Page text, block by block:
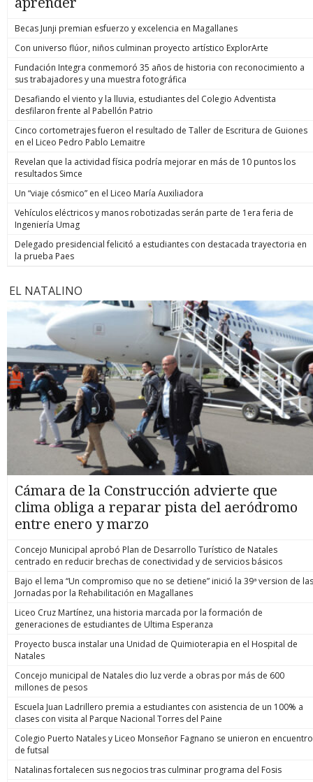
Becas Junji premian esfuerzo y excelencia en Magallanes
Con universo flúor, niños culminan proyecto artístico ExplorArte
Fundación Integra conmemoró 35 años de historia con reconocimiento a
sus trabajadores y una muestra fotográfica
Desafiando el viento y la lluvia, estudiantes del Colegio Adventista
desfilaron frente al Pabellón Patrio
Cinco cortometrajes fueron el resultado de Taller de Escritura de Guiones
en el Liceo Pedro Pablo Lemaitre
Revelan que la actividad física podría mejorar en más de 10 puntos los
resultados Simce
Un “viaje cósmico” en el Liceo María Auxiliadora
Vehículos eléctricos y manos robotizadas serán parte de 1era feria de
Ingeniería Umag
Delegado presidencial felicitó a estudiantes con destacada trayectoria en
la prueba Paes
EL NATALINO
Cámara de la Construcción advierte que
clima obliga a reparar pista del aeródromo
entre enero y marzo
Concejo Municipal aprobó Plan de Desarrollo Turístico de Natales
centrado en reducir brechas de conectividad y de servicios básicos
Bajo el lema “Un compromiso que no se detiene” inició la 39ª version de las
Jornadas por la Rehabilitación en Magallanes
Liceo Cruz Martínez, una historia marcada por la formación de
generaciones de estudiantes de Ultima Esperanza
Proyecto busca instalar una Unidad de Quimioterapia en el Hospital de
Natales
Concejo municipal de Natales dio luz verde a obras por más de 600
millones de pesos
Escuela Juan Ladrillero premia a estudiantes con asistencia de un 100% a
clases con visita al Parque Nacional Torres del Paine
Colegio Puerto Natales y Liceo Monseñor Fagnano se unieron en encuentro
de futsal
Natalinas fortalecen sus negocios tras culminar programa del Fosis